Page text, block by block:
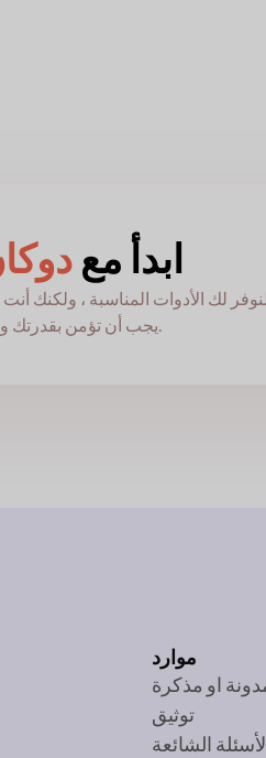
ابدأ مع
لك الأدوات المناسبة ، ولكنك
يجب أن تؤمن بقدرتك وتبدأ.
موارد
او مذكرة
توثيق
الشائعة